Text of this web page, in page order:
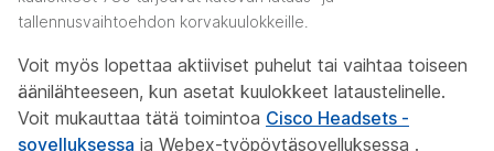
tallennusvaihtoehdon korvakuulokkeille.
Voit myös lopettaa aktiiviset puhelut tai vaihtaa toiseen
äänilähteeseen, kun asetat kuulokkeet lataustelinelle.
Voit mukauttaa tätä toimintoa Cisco Headsets -
sovelluksessa ja Webex-työpöytäsovelluksessa .